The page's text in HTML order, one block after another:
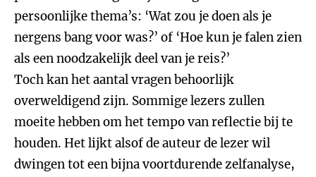
persoonlijke thema’s: ‘Wat zou je doen als je
nergens bang voor was?’ of ‘Hoe kun je falen zien
als een noodzakelijk deel van je reis?’
Toch kan het aantal vragen behoorlijk
overweldigend zijn. Sommige lezers zullen
moeite hebben om het tempo van reflectie bij te
houden. Het lijkt alsof de auteur de lezer wil
dwingen tot een bijna voortdurende zelfanalyse,